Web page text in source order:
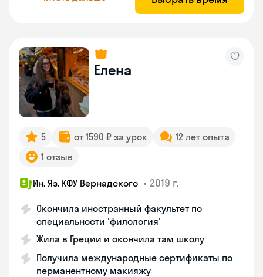
Елена
5 от 1590 ₽ за урок
12 лет опыта
1 отзыв
Ин. Яз. КФУ Вернадского • 2019 г.
Окончила иностранный факультет по
специальности 'филология'
Жила в Греции и окончила там школу
Получила международные сертификаты по
перманентному макияжу